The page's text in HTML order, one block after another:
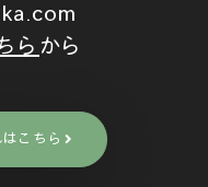
ら から
こちら